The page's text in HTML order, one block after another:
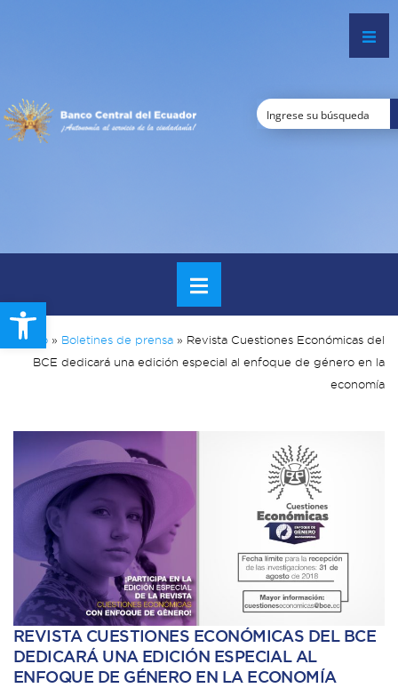
Open toolbar
Inicio » Boletines de prensa » Revista Cuestiones Económicas del
BCE dedicará una edición especial al enfoque de género en la
economía
REVISTA CUESTIONES ECONÓMICAS DEL BCE
DEDICARÁ UNA EDICIÓN ESPECIAL AL
ENFOQUE DE GÉNERO EN LA ECONOMÍA